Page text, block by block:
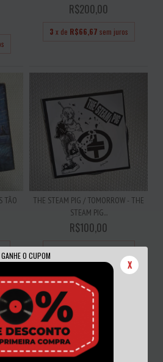
GANHE O CUPOM
X
R$200,00
3 x de R$66,67 sem juros
TÃO
THE STEAM PIG / TOMORROW - THE
STEAM PIG...
R$100,00
3x deR$33,33sem juros